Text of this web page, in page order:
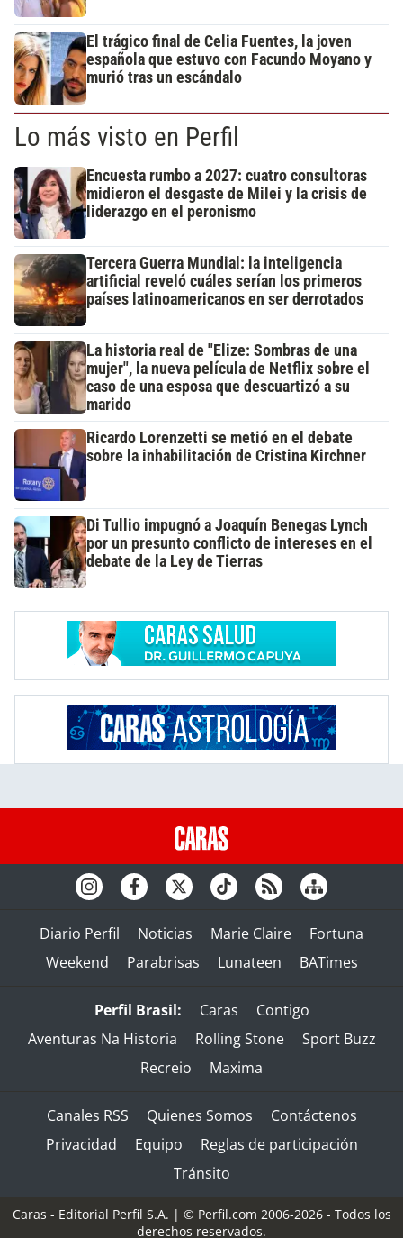
El trágico final de Celia Fuentes, la joven
española que estuvo con Facundo Moyano y
murió tras un escándalo
Lo más visto en Perfil
Encuesta rumbo a 2027: cuatro consultoras
midieron el desgaste de Milei y la crisis de
liderazgo en el peronismo
Tercera Guerra Mundial: la inteligencia
artificial reveló cuáles serían los primeros
países latinoamericanos en ser derrotados
La historia real de "Elize: Sombras de una
mujer", la nueva película de Netflix sobre el
caso de una esposa que descuartizó a su
marido
Ricardo Lorenzetti se metió en el debate
sobre la inhabilitación de Cristina Kirchner
Di Tullio impugnó a Joaquín Benegas Lynch
por un presunto conflicto de intereses en el
debate de la Ley de Tierras
Diario Perfil Noticias Marie Claire
Fortuna
Weekend
Parabrisas Lunateen BATimes
Perfil Brasil: Caras
Contigo
Aventuras Na Historia
Rolling Stone
Sport Buzz
Recreio
Maxima
Canales RSS Quienes Somos
Contáctenos
Privacidad
Equipo
Reglas de participación
Tránsito
Caras - Editorial Perfil S.A. | © Perfil.com 2006-2026 - Todos los
derechos reservados.